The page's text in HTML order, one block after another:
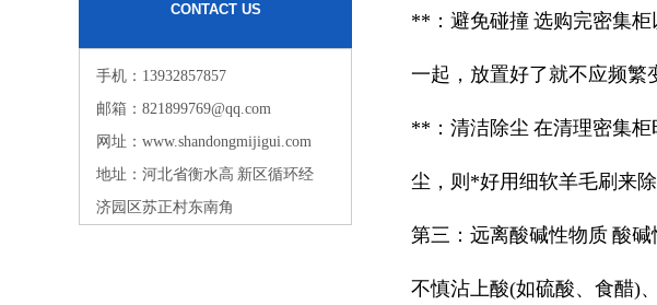
**：避免碰撞 选购完密集
一起，放置好了就不应频繁
**：清洁除尘 在清理密集
尘，则*好用细软羊毛刷来除
第三：远离酸碱性物质 酸
不慎沾上酸(如硫酸、食醋)
CONTACT US
手机：13932857857
邮箱：821899769@qq.com
网址：www.shandongmijigui.com
地址：河北省衡水高 新区循环经
济园区苏正村东南角